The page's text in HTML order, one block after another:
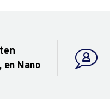
en Nano